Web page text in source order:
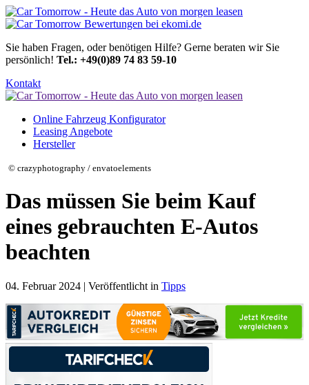
Sie haben Fragen, oder benötigen Hilfe? Gerne beraten wir Sie
persönlich! Tel.: +49(0)89 74 83 59-10
Kontakt
Online Fahrzeug Konfigurator
Leasing Angebote
Hersteller
© crazyphotography / envatoelements
Das müssen Sie beim Kauf
eines gebrauchten E-Autos
beachten
04. Februar 2024 | Veröffentlicht in Tipps